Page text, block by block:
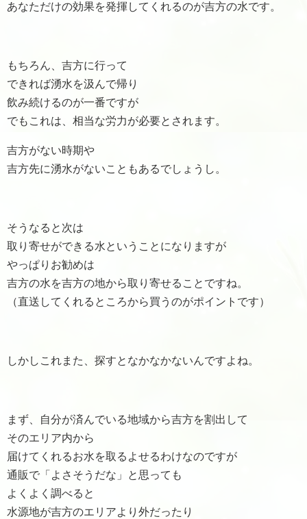
あなただけの効果を発揮してくれるのが吉方の水です。
もちろん、吉方に行って
できれば湧水を汲んで帰り
飲み続けるのが一番ですが
でもこれは、相当な労力が必要とされます。
吉方がない時期や
吉方先に湧水がないこともあるでしょうし。
そうなると次は
取り寄せができる水ということになりますが
やっぱりお勧めは
吉方の水を吉方の地から取り寄せることですね。
（直送してくれるところから買うのがポイントです）
しかしこれまた、探すとなかなかないんですよね。
まず、自分が済んでいる地域から吉方を割出して
そのエリア内から
届けてくれるお水を取るよせるわけなのですが
通販で「よさそうだな」と思っても
よくよく調べると
水源地が吉方のエリアより外だったり